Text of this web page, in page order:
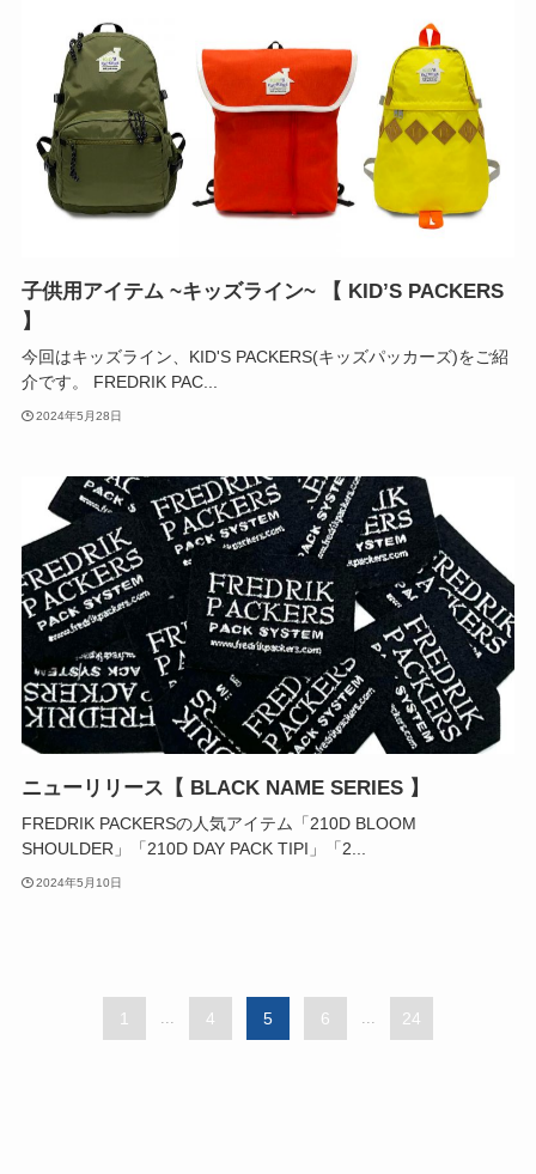
子供用アイテム ~キッズライン~ 【 KID’S PACKERS
】
今回はキッズライン、KID'S PACKERS(キッズパッカーズ)をご紹
介です。 FREDRIK PAC...
2024年5月28日
ニューリリース【 BLACK NAME SERIES 】
FREDRIK PACKERSの人気アイテム「210D BLOOM
SHOULDER」「210D DAY PACK TIPI」「2...
2024年5月10日
1 4 5 6 24